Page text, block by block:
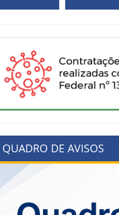
QUADRO DE AVISOS